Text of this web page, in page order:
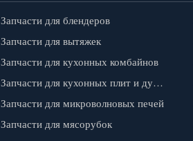
Запчасти для блендеров
Запчасти для вытяжек
Запчасти для кухонных комбайнов
Запчасти для кухонных плит и духовок
Запчасти для микроволновых печей
Запчасти для мясорубок